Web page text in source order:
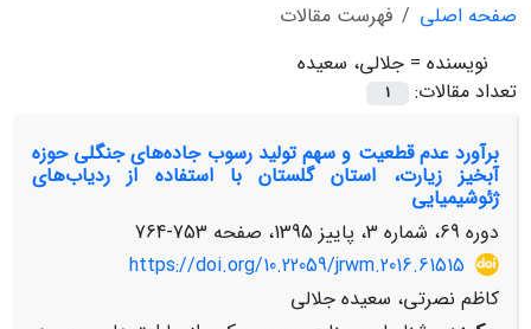
صفحه اصلی
فهرست مقالات
نویسنده = جلالی، سعیده
تعداد مقالات:
1
برآورد عدم قطعیت و سهم تولید رسوب جاده‌های جنگلی حوزه
آبخیز زیارت، استان گلستان با استفاده از ردیاب‌های
ژئوشیمیایی
دوره 69، شماره 3، پاییز 1395، صفحه
753-764
https://doi.org/10.22059/jrwm.2016.61515
کاظم نصرتی، سعیده جلالی